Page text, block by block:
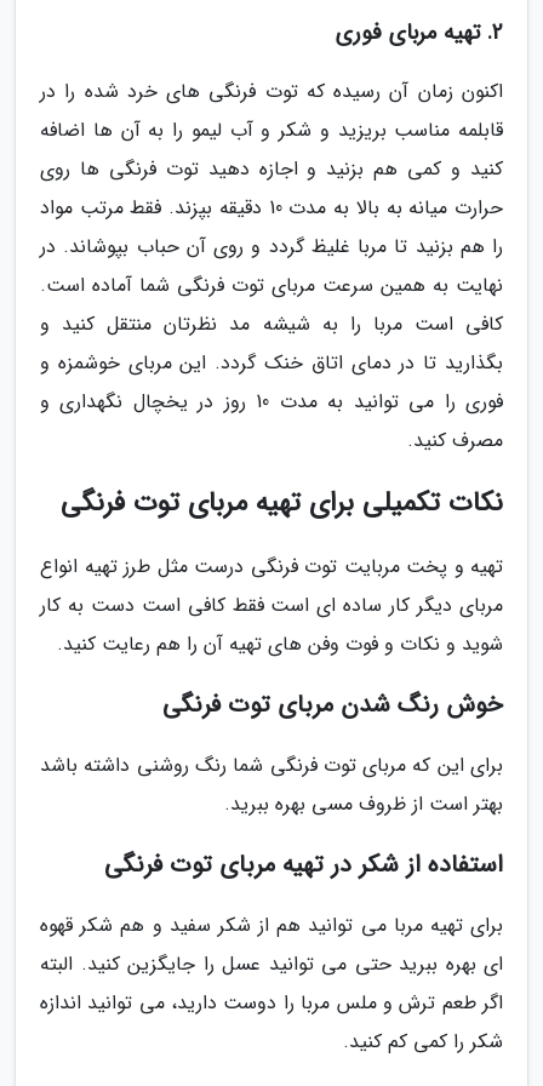
2. تهیه مربای فوری
اکنون زمان آن رسیده که توت فرنگی های خرد شده را در
قابلمه مناسب بریزید و شکر و آب لیمو را به آن ها اضافه
کنید و کمی هم بزنید و اجازه دهید توت فرنگی ها روی
حرارت میانه به بالا به مدت 10 دقیقه بپزند. فقط مرتب مواد
را هم بزنید تا مربا غلیظ گردد و روی آن حباب بپوشاند. در
نهایت به همین سرعت مربای توت فرنگی شما آماده است.
کافی است مربا را به شیشه مد نظرتان منتقل کنید و
بگذارید تا در دمای اتاق خنک گردد. این مربای خوشمزه و
فوری را می توانید به مدت 10 روز در یخچال نگهداری و
مصرف کنید.
نکات تکمیلی برای تهیه مربای توت فرنگی
تهیه و پخت مربایت توت فرنگی درست مثل طرز تهیه انواع
مربای دیگر کار ساده ای است فقط کافی است دست به کار
شوید و نکات و فوت وفن های تهیه آن را هم رعایت کنید.
خوش رنگ شدن مربای توت فرنگی
برای این که مربای توت فرنگی شما رنگ روشنی داشته باشد
بهتر است از ظروف مسی بهره ببرید.
استفاده از شکر در تهیه مربای توت فرنگی
برای تهیه مربا می توانید هم از شکر سفید و هم شکر قهوه
ای بهره ببرید حتی می توانید عسل را جایگزین کنید. البته
اگر طعم ترش و ملس مربا را دوست دارید، می توانید اندازه
شکر را کمی کم کنید.